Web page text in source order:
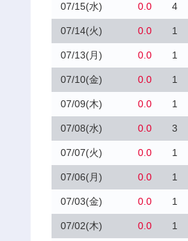
07/15(水) 0.0 4
07/14(火) 0.0 1
07/13(月) 0.0 1
07/10(金) 0.0 1
07/09(木) 0.0 1
07/08(水) 0.0 3
07/07(火) 0.0 1
07/06(月) 0.0 1
07/03(金) 0.0 1
07/02(木) 0.0 1